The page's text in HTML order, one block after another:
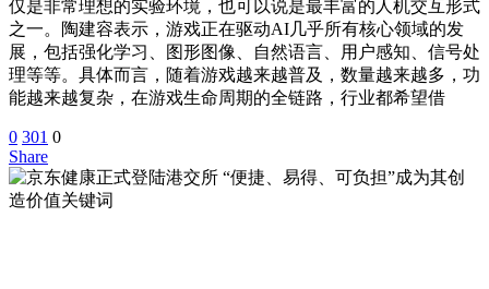
仅是非常理想的实验环境，也可以说是最丰富的人机交互形式
之一。陶建容表示，游戏正在驱动AI几乎所有核心领域的发
展，包括强化学习、图形图像、自然语言、用户感知、信号处
理等等。具体而言，随着游戏越来越普及，数量越来越多，功
能越来越复杂，在游戏生命周期的全链路，行业都希望借
0 301 0
Share